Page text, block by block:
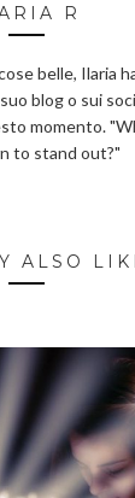
R
belle, Ilaria
blog o sui
momento.
to stand out?"
ALSO